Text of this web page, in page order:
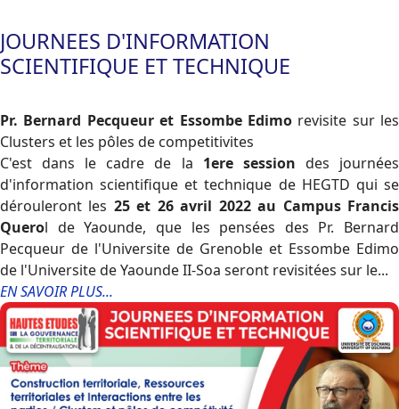
JOURNEES D'INFORMATION
SCIENTIFIQUE ET TECHNIQUE
Pr. Bernard Pecqueur et Essombe Edimorevisite sur les
Clusters et les pôles de competitivites
C'est dans le cadre de la 1ere session des journées
d'information scientifique et technique de HEGTD qui se
dérouleront les 25 et 26 avril 2022 au Campus Francis
Querol de Yaounde, que les pensées des Pr. Bernard
Pecqueur de l'Universite de Grenoble et Essombe Edimo
de l'Universite de Yaounde II-Soa seront revisitées sur le...
EN SAVOIR PLUS...